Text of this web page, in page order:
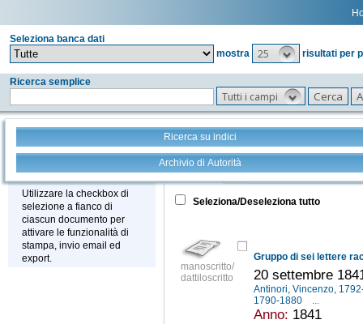
Seleziona banca dati
mostra
25 risultati per
Ricerca semplice
Tutti i campi
Ricerca su indici
Archivio di Autorità
Stampa - Email - Export
Utilizzare la checkbox di
selezione a fianco di
ciascun documento per
attivare le funzionalità di
stampa, invio email ed
export.
Tutto +
Seleziona/Deseleziona tutto
manoscritto/
dattiloscritto
20 settembre
Antinori, Vincenzo,
1790-1880
...
Anno: 1841